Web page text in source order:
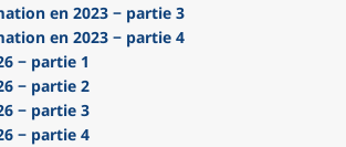
en 2023 − partie 3
en 2023 − partie 4
− partie 1
− partie 2
− partie 3
− partie 4